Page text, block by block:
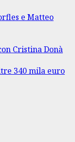
e Matteo
Cristina Donà
340 mila euro